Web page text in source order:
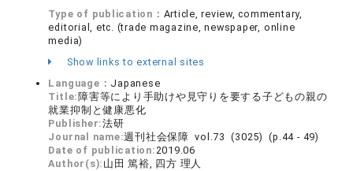
Type of publication： Article, review, commentary,
editorial, etc. (trade magazine, newspaper, online
media)
Show links to external sites
Language： Japanese
Title: 障害等により手助けや見守りを要する子どもの親の
就業抑制と健康悪化
Publisher:法研
Journal name:週刊社会保障 vol.73 (3025) (p.44 - 49)
Date of publication:2019.06
Author(s): 山田 篤裕, 四方 理人